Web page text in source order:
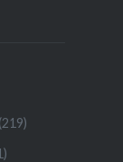
(219)